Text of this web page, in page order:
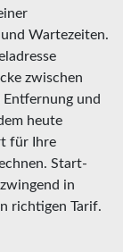
Wartezeiten.
zwischen
und
heute
für Ihre
Start-
in
richtigen Tarif.